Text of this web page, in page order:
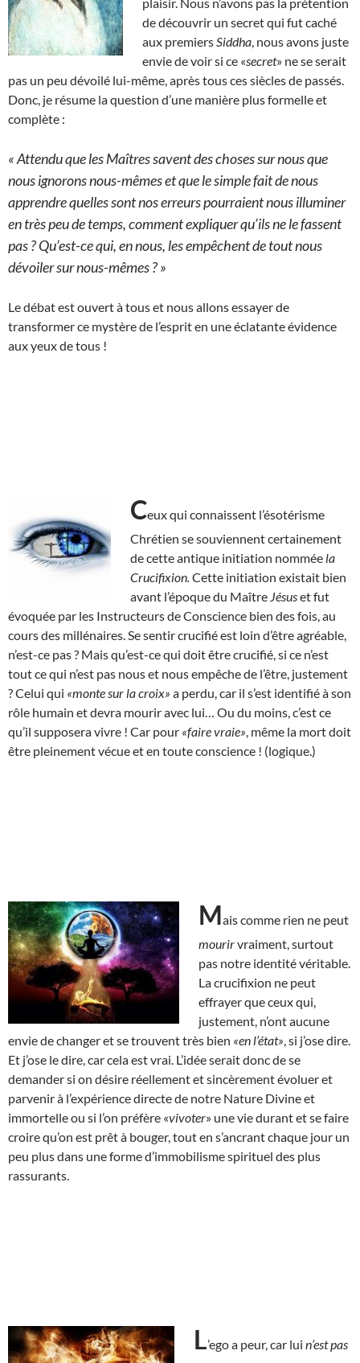
de découvrir un secret qui fut caché
aux premiers Siddha , nous avons juste
envie de voir si ce «secret» ne se serait
pas un peu dévoilé lui-même, après tous ces siècles de passés.
Donc, je résume la question d’une manière plus formelle et
complète :
« Attendu que les Maîtres savent des choses sur nous que
nous ignorons nous-mêmes et que le simple fait de nous
apprendre quelles sont nos erreurs pourraient nous illuminer
en très peu de temps, comment expliquer qu’ils ne le fassent
pas ? Qu’est-ce qui, en nous, les empêchent de tout nous
dévoiler sur nous-mêmes ? »
Le débat est ouvert à tous et nous allons essayer de
transformer ce mystère de l’esprit en une éclatante évidence
aux yeux de tous !
Ceux qui connaissent l’ésotérisme
Chrétien se souviennent certainement
de cette antique initiation nommée la
Crucifixion. Cette initiation existait bien
avant l’époque du Maître Jésuset fut
évoquée par les Instructeurs de Conscience bien des fois, au
cours des millénaires. Se sentir crucifié est loin d’être agréable,
n’est-ce pas ? Mais qu’est-ce qui doit être crucifié, si ce n’est
tout ce qui n’est pas nous et nous empêche de l’être, justement
? Celui qui «monte sur la croix» a perdu, car il s’est identifié à son
rôle humain et devra mourir avec lui… Ou du moins, c’est ce
qu’il supposera vivre ! Car pour «faire vraie» , même la mort doit
être pleinement vécue et en toute conscience ! (logique.)
Mais comme rien ne peut
mourirvraiment, surtout
pas notre identité véritable.
La crucifixion ne peut
effrayer que ceux qui,
justement, n’ont aucune
envie de changer et se trouvent très bien «en l’état» , si j’ose dire.
Et j’ose le dire, car cela est vrai. L’idée serait donc de se
demander si on désire réellement et sincèrement évoluer et
parvenir à l’expérience directe de notre Nature Divine et
immortelle ou si l’on préfère «vivoter» une vie durant et se faire
croire qu’on est prêt à bouger, tout en s’ancrant chaque jour un
peu plus dans une forme d’immobilisme spirituel des plus
rassurants.
L’ego a peur, car lui n’est pas